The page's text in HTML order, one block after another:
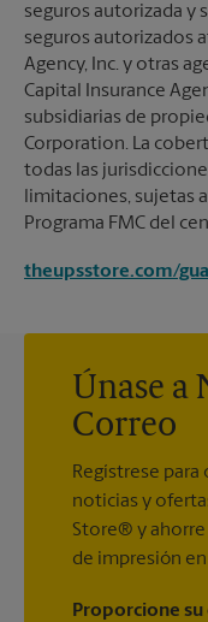
seguros autorizada y
seguros autorizados
Agency, Inc. y otras
Capital Insurance
subsidiarias de
Corporation. La
todas las
limitaciones, sujetas
Programa FMC del
theupsstore.com/
Únase a
Correo
Regístrese
noticias y
Store® y ahorre
de impresión
Proporcione